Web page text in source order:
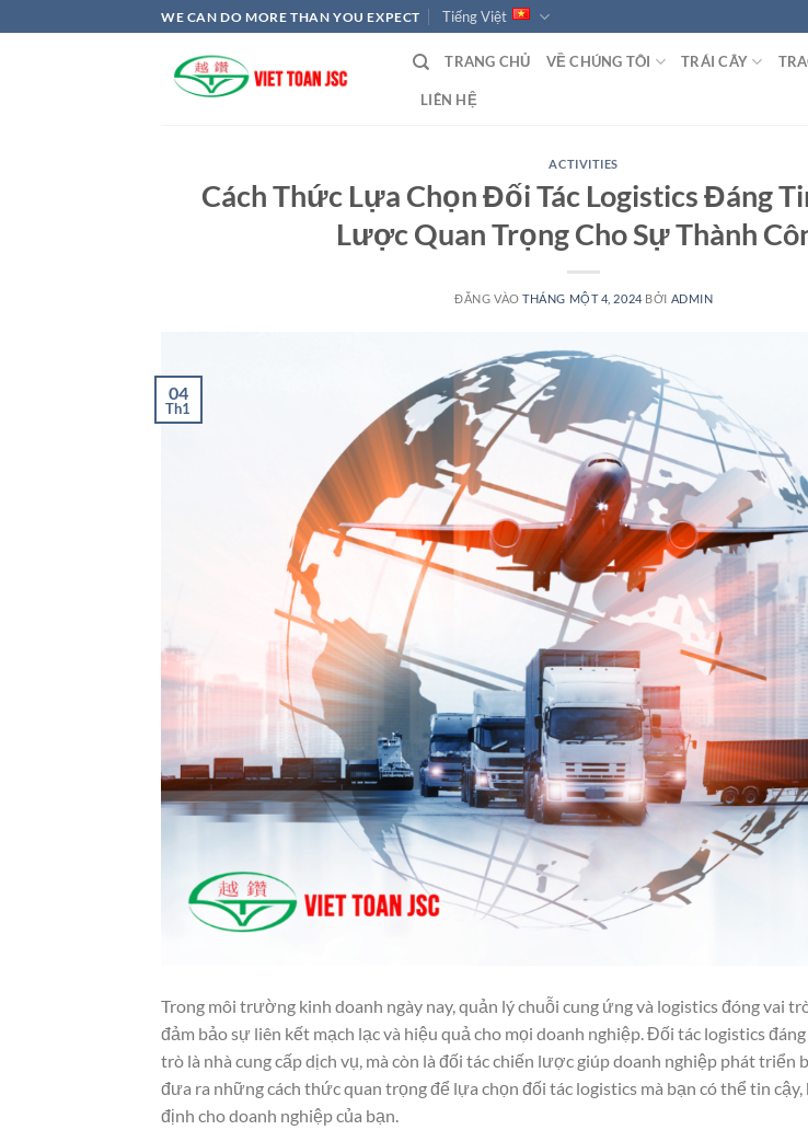
qua
WE CAN DO MORE THAN YOU EXPECT Tiếng Việt
TRANG CHỦ VỀ CHÚNG TÔI TRÁI CÂY
LIÊN HỆ
ACTIVITIES
Cách Thức Lựa Chọn Đối Tác Logistics Đáng
Lược Quan Trọng Cho Sự Thành
ĐĂNG VÀOTHÁNG MỘT 4, 2024 BỞI ADMIN
04
Th1
Trong môi trường kinh doanh ngày nay, quản lý chuỗi cung ứng và logistics đóng vai
đảm bảo sự liên kết mạch lạc và hiệu quả cho mọi doanh nghiệp. Đối tác logistics
trò là nhà cung cấp dịch vụ, mà còn là đối tác chiến lược giúp doanh nghiệp phát triển
đưa ra những cách thức quan trọng để lựa chọn đối tác logistics mà bạn có thể tin
định cho doanh nghiệp của bạn.